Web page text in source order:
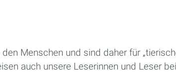
Menschen und sind daher für
auch unsere Leserinnen und Leser